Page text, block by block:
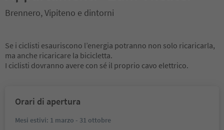
Brennero, Vipiteno e dintorni
Se i ciclisti esauriscono l’energia potranno non solo ricaricarla,
ma anche ricaricare la bicicletta.
I ciclisti dovranno avere con sé il proprio cavo elettrico.
Orari di apertura
Mesi estivi: 1 marzo - 31 ottobre